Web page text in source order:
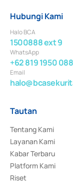
Hubungi Kami
Halo BCA
1500888 ext 9
WhatsApp
+62 819 1950
Email
Tautan
Tentang Kami
Layanan Kami
Kabar Terbaru
Platform Kami
Riset